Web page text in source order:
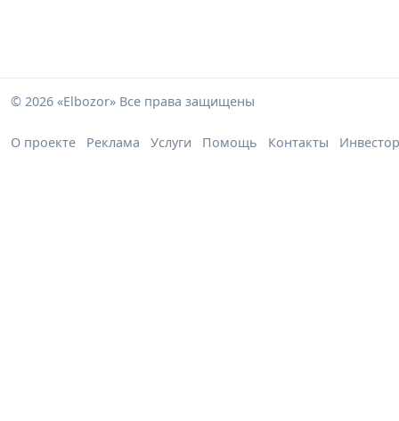
© 2026 «Elbozor» Все права защищены
О проекте Реклама Услуги Помощь Контакты